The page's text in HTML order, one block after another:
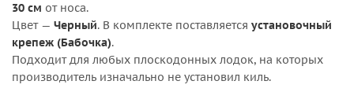
30 см от носа.
Цвет — Черный. В комплекте поставляется установочный
крепеж (Бабочка).
Подходит для любых плоскодонных лодок, на которых
производитель изначально не установил киль.